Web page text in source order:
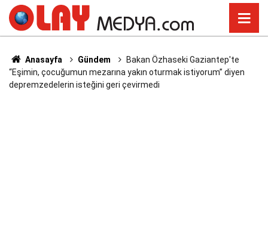
Anasayfa Gündem
Bakan Özhaseki Gaziantep'te
“Eşimin, çocuğumun mezarına yakın oturmak istiyorum” diyen
depremzedelerin isteğini geri çevirmedi